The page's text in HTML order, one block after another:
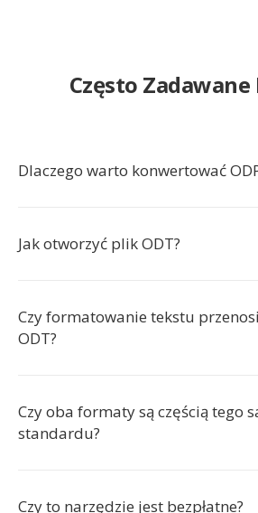
Często
Dlaczego warto konwertować
Jak otworzyć plik ODT?
Czy formatowanie tekstu
ODT?
Czy oba formaty są częścią tego
standardu?
Czy to narzędzie jest bezpłatne?